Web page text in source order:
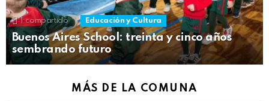
1 compartido Educación y Cultura
Buenos Aires School: treinta y cinco años
sembrando futuro
MÁS DE LA COMUNA